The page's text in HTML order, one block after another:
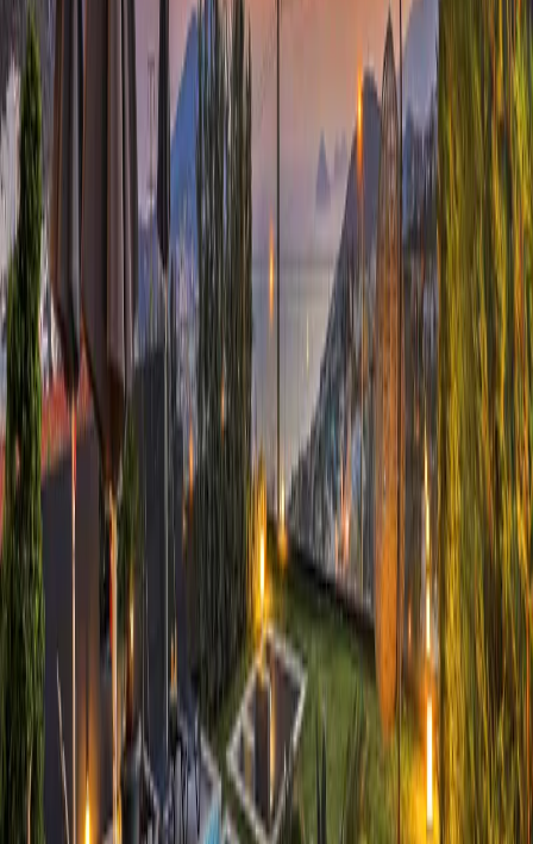
gecelik en düşük fiyat
başlayan fiyatlarla
Resmi Belge
Kültür ve Turizm Bakanlığı
Belge No:
07-11493
Giriş - Çıkış Tarihi Tarih aralığı seçin
Yetişkin Çocuk
Konaklama Kuralı
Minimum 5
Rezerve Et
Hızlı İletişim
+90(242) 844-3312
+90(541) 844-3312
info@tatilvillasi.com.tr
Başlangıç Fiyatı
12.858 /geceden
başlayan fiyatlarla
Resmi Belge
Kültür ve Turizm Bakanlığı